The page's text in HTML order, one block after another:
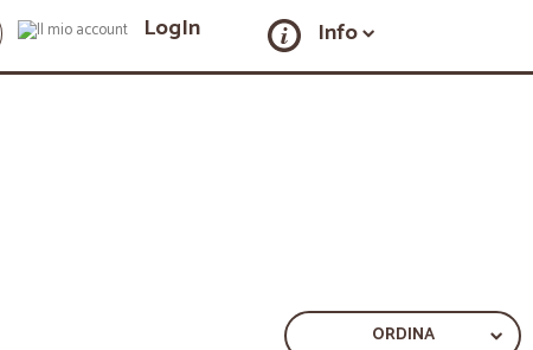
LogIn Info
ORDINA